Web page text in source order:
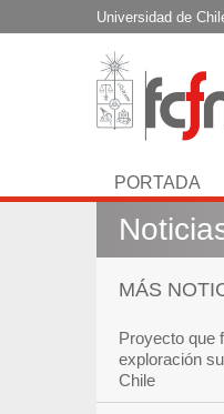
Universidad de
PORTADA
MÁS
Proyecto que
exploración
Chile